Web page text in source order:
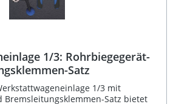
1/3: Rohrbiegegerät-
Satz
1/3 mit
Bremsleitungsklemmen-Satz bietet